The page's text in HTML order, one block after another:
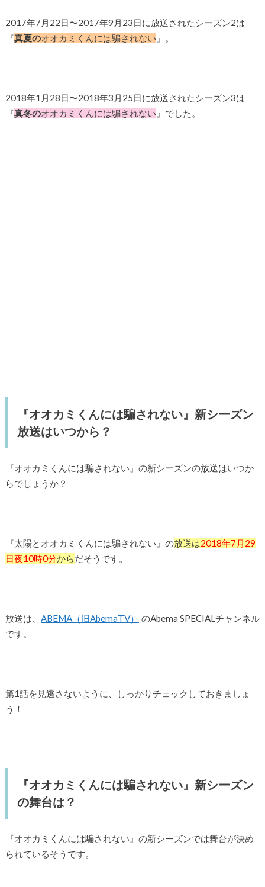
2017年7月22日〜2017年9月23日に放送されたシーズン2は
『真夏のオオカミくんには騙されない 』。
2018年1月28日〜2018年3月25日に放送されたシーズン3は
『真冬のオオカミくんには騙されない 』でした。
『オオカミくんには騙されない』新シーズン
放送はいつから？
『オオカミくんには騙されない』の新シーズンの放送はいつか
らでしょうか？
『太陽とオオカミくんには騙されない』の放送は2018年7月29
日夜10時0分からだそうです。
放送は、 ABEMA（旧AbemaTV）
のAbema SPECIALチャンネル
です。
第1話を見逃さないように、しっかりチェックしておきましょ
う！
『オオカミくんには騙されない』新シーズン
の舞台は？
『オオカミくんには騙されない』の新シーズンでは舞台が決め
られているそうです。